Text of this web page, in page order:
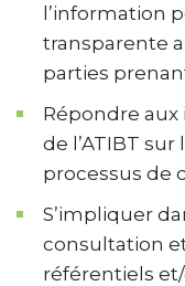
l’information
transparente
parties
Répondre
de l’ATIBT
processus de
S’impliquer
consultation
référentiels